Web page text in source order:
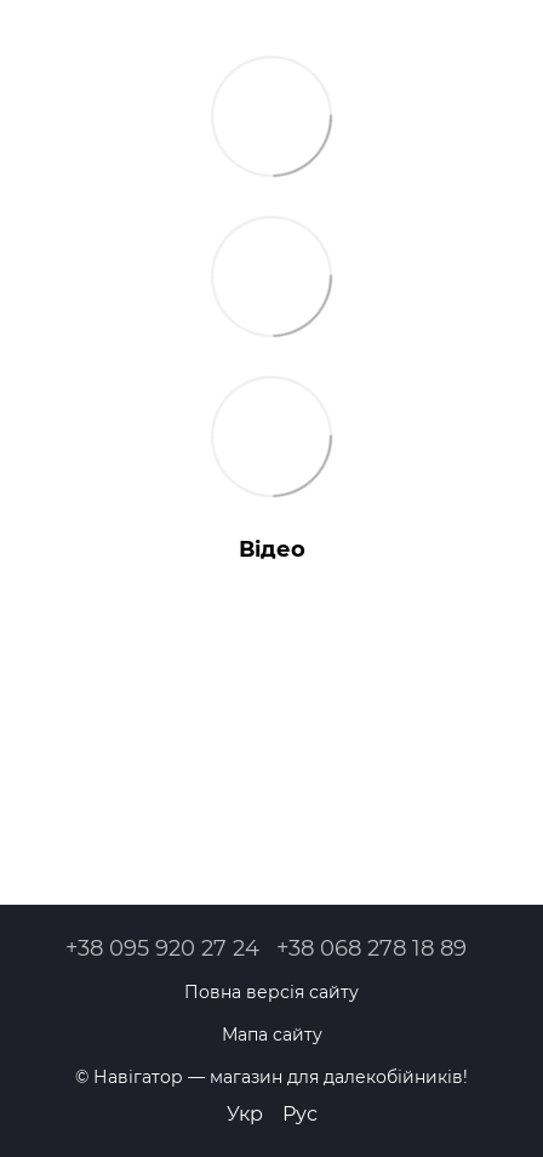
Відео
+38 095 920 27 24 +38 068 278 18 89
Повна версія сайту
Мапа сайту
© Навігатор — магазин для далекобійників!
Укр Рус